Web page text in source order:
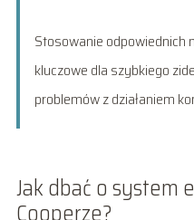
Stosowanie
kluczowe dla szybkiego
problemów z działaniem
Jak dbać o system